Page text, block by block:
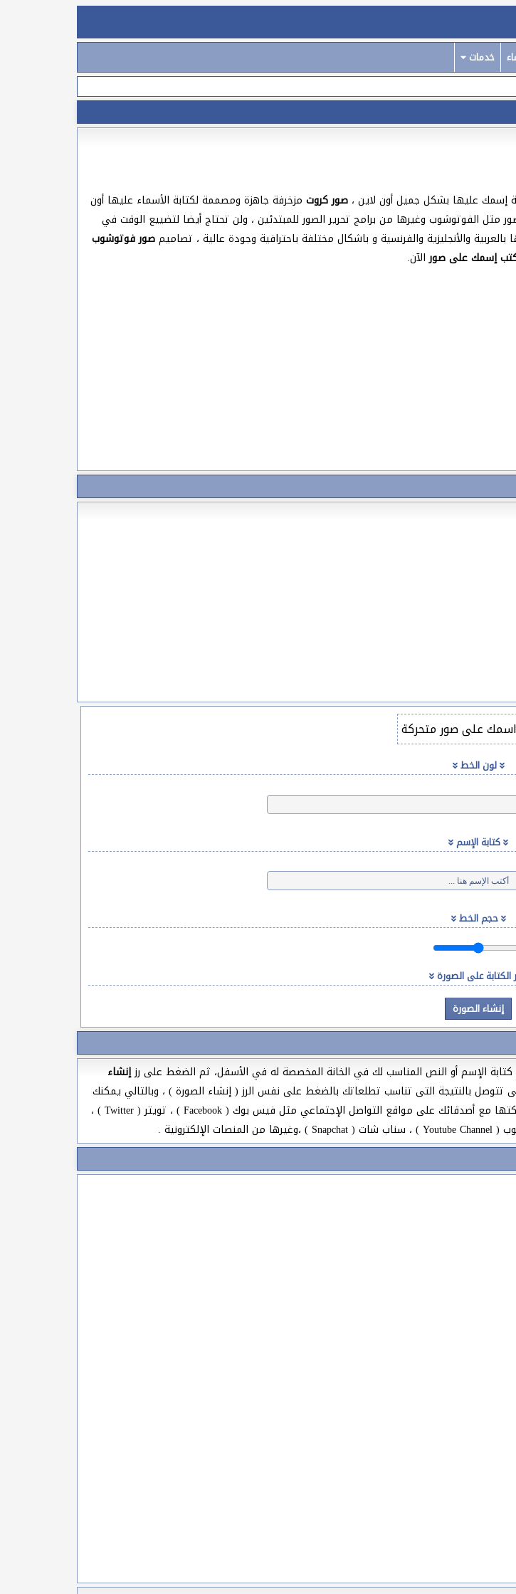
خدمات
إسمك عليها بشكل جميل أون لاين ، صور كروت مزخرفة جاهزة ومصممة لكتابة الأسماء عليها أون
مثل الفوتوشوب وغيرها من برامج تحرير الصور للمبتدئين ، ولن تحتاج أيضا لتضييع الوقت في
والأنجليزية والفرنسية و باشكال مختلفة باحترافية وجودة عالية ، تصاميمصور فوتوشوب
إسمك على صورالآن.
لون الخط
كتابة الإسم
حجم الخط
الكتابة على الصورة
الإسم أو النص المناسب لك في الخانة المخصصة له في الأسفل، ثم الضغط على رزإنشاء
تتوصل بالنتيجة التى تناسب تطلعاتك بالضغط على نفس الرز ( إنشاء الصورة ) ، وبالتالي يمكنك
تحميل الصورة المنشاة والمزينة بإسمك إلى جهازك الخاص والإحتفاظ بها ، أو مشاركتها مع أصدقائك على مواقع التواصل الإجتماعي مثل فيس بوك ( Facebook ) ، تويتر ( Twitter ) ،